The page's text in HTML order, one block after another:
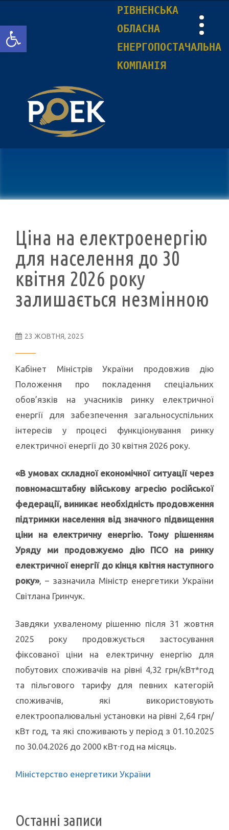
Відкрити Панель інструментів
РІВНЕНСЬКА
ОБЛАСНА
ЕНЕРГОПОСТАЧАЛЬНА
КОМПАНІЯ
Ціна на електроенергію
для населення до 30
квітня 2026 року
залишається незмінною
23 ЖОВТНЯ, 2025
Кабінет Міністрів України продовжив дію
Положення про покладення спеціальних
обов’язків на учасників ринку електричної
енергії для забезпечення загальносуспільних
інтересів у процесі функціонування ринку
електричної енергії до 30 квітня 2026 року.
«В умовах складної економічної ситуації через
повномасштабну військову агресію російської
федерації, виникає необхідність продовження
підтримки населення від значного підвищення
ціни на електричну енергію. Тому рішенням
Уряду ми продовжуємо дію ПСО на ринку
електричної енергії до кінця квітня наступного
року», – зазначила Міністр енергетики України
Світлана Гринчук.
Завдяки ухваленому рішенню після 31 жовтня
2025 року продовжується застосування
фіксованої ціни на електричну енергію для
побутових споживачів на рівні 4,32 грн/кВт*год
та пільгового тарифу для певних категорій
споживачів, які використовують
електроопалювальні установки на рівні 2,64 грн/
кВт год, та які споживають у період з 01.10.2025
по 30.04.2026 до 2000 кВт∙год на місяць.
Міністерство енергетики України
Останні записи